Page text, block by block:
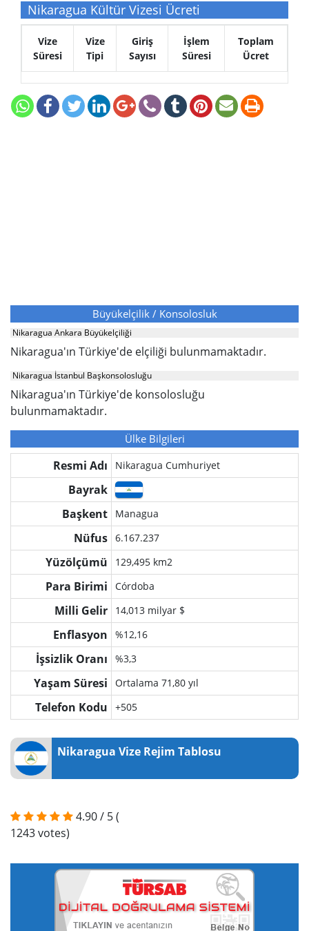
Nikaragua Kültür Vizesi Ücreti
Vize
Süresi
Vize
Tipi
Giriş
Sayısı
İşlem
Süresi
Toplam
Ücret
Büyükelçilik / Konsolosluk
Nikaragua Ankara Büyükelçiliği
Nikaragua'ın Türkiye'de elçiliği bulunmamaktadır.
Nikaragua İstanbul Başkonsolosluğu
Nikaragua'ın Türkiye'de konsolosluğu
bulunmamaktadır.
Ülke Bilgileri
Resmi Adı Nikaragua Cumhuriyet
Bayrak
Başkent
Managua
Nüfus 6.167.237
Yüzölçümü 129,495 km2
Para Birimi Córdoba
Milli Gelir 14,013 milyar $
Enflasyon %12,16
İşsizlik Oranı %3,3
Yaşam Süresi Ortalama 71,80 yıl
Telefon Kodu +505
Nikaragua Vize Rejim Tablosu
4.90/ 5(
1243votes)